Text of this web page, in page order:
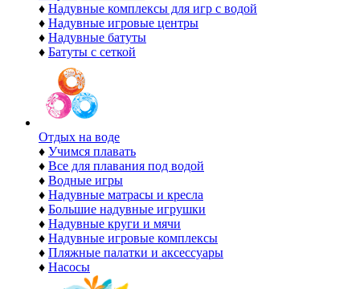
♦ Надувные комплексы для игр с водой
♦ Надувные игровые центры
♦ Надувные батуты
♦ Батуты с сеткой
Отдых на воде
♦ Учимся плавать
♦ Все для плавания под водой
♦ Водные игры
♦ Надувные матрасы и кресла
♦ Большие надувные игрушки
♦ Надувные круги и мячи
♦ Надувные игровые комплексы
♦ Пляжные палатки и аксессуары
♦ Насосы